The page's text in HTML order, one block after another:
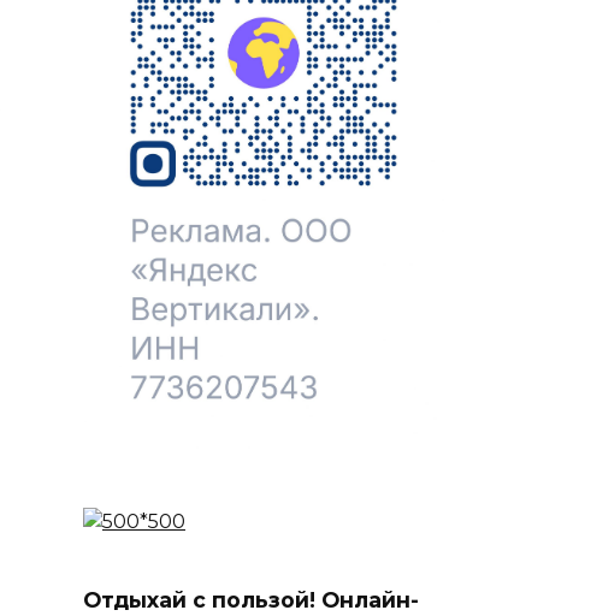
Отдыхай с пользой! Онлайн-